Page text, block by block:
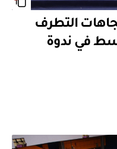
التطرف
في ندوة